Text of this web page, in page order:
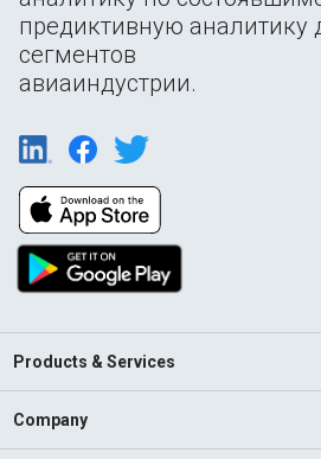
предиктивную аналитику
сегментов
авиаиндустрии.
Products & Services
Company